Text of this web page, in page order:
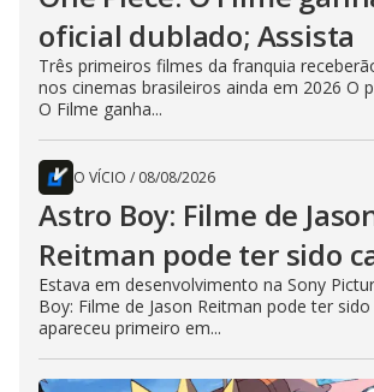
oficial dublado; Assista
Três primeiros filmes da franquia
nos cinemas brasileiros ainda em 2026 O
O Filme ganha...
O VÍCIO / 08/08/2026
Astro Boy: Filme de
Reitman pode ter sido
Estava em desenvolvimento na Sony
Boy: Filme de Jason Reitman pode ter
apareceu primeiro em...